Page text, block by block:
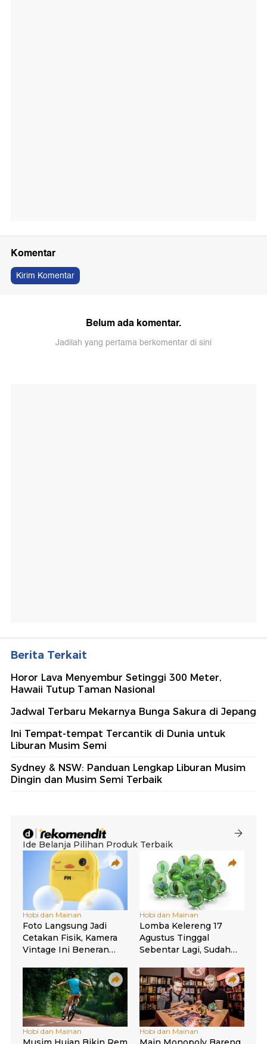
Komentar
Kirim Komentar
Belum ada komentar.
Jadilah yang pertama berkomentar di sini
Berita Terkait
Horor Lava Menyembur Setinggi 300 Meter,
Hawaii Tutup Taman Nasional
Jadwal Terbaru Mekarnya Bunga Sakura di Jepang
Ini Tempat-tempat Tercantik di Dunia untuk
Liburan Musim Semi
Sydney & NSW: Panduan Lengkap Liburan Musim
Dingin dan Musim Semi Terbaik